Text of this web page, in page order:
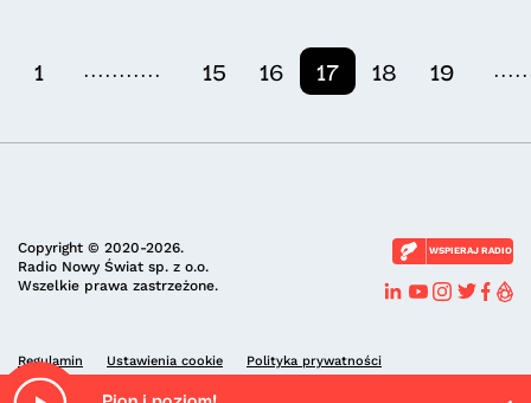
1 ........... 15 16 17 18 19
Copyright © 2020-2026.
Radio Nowy Świat sp. z o.o.
Wszelkie prawa zastrzeżone.
WSPIERAJ RADIO
Regulamin Ustawienia cookie Polityka prywatności